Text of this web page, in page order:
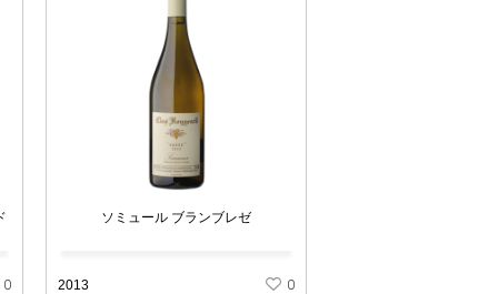
0
ソミュール ブランブレゼ
2013 0